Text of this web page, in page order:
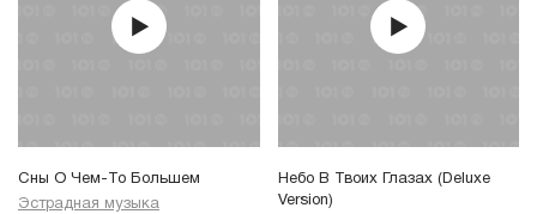
Сны О Чем-То Большем
Эстрадная музыка
Небо В Твоих Глазах (Deluxe
Version)